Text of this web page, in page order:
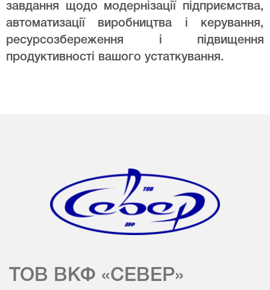
завдання щодо модернізації підприємства,
автоматизації виробництва і керування,
ресурсозбереження і підвищення
продуктивності вашого устаткування.
ТОВ ВКФ «СЕВЕР»